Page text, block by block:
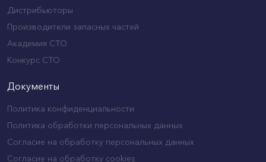
Дистрибьюторы
Производители запасных частей
Академия СТО
Конкурс СТО
Документы
Политика конфиденциальности
Политика обработки персональных данных
Согласие на обработку персональных данных
Согласие на обработку cookies